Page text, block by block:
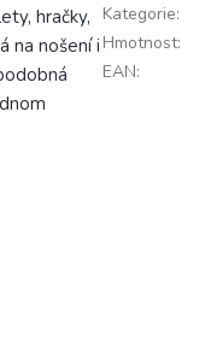
hračky,
na nošení i
Kategorie:
Hmotnost:
EAN: